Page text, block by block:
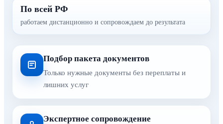
По всей РФ
работаем дистанционно и сопровождаем до результата
Подбор пакета документов
Только нужные документы без переплаты и
лишних услуг
Экспертное сопровождение